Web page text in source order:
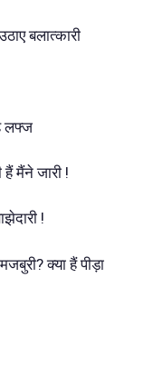
बलात्कारी
लफ्ज
हैं मैंने जारी !
!
क्या हैं पीड़ा